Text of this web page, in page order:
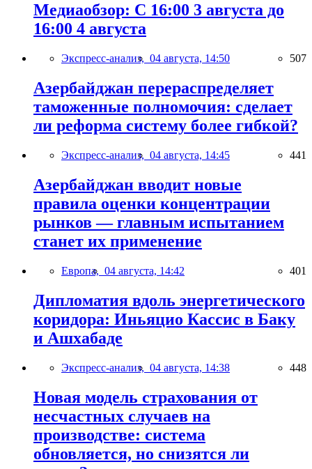
Медиаобзор: С 16:00 3 августа до
16:00 4 августа
Экспресс-анализ, 04 августа, 14:50 507
Азербайджан перераспределяет
таможенные полномочия: сделает
ли реформа систему более гибкой?
Экспресс-анализ, 04 августа, 14:45 441
Азербайджан вводит новые
правила оценки концентрации
рынков — главным испытанием
станет их применение
Европа, 04 августа, 14:42 401
Дипломатия вдоль энергетического
коридора: Иньяцио Кассис в Баку
и Ашхабаде
Экспресс-анализ, 04 августа, 14:38 448
Новая модель страхования от
несчастных случаев на
производстве: система
обновляется, но снизятся ли